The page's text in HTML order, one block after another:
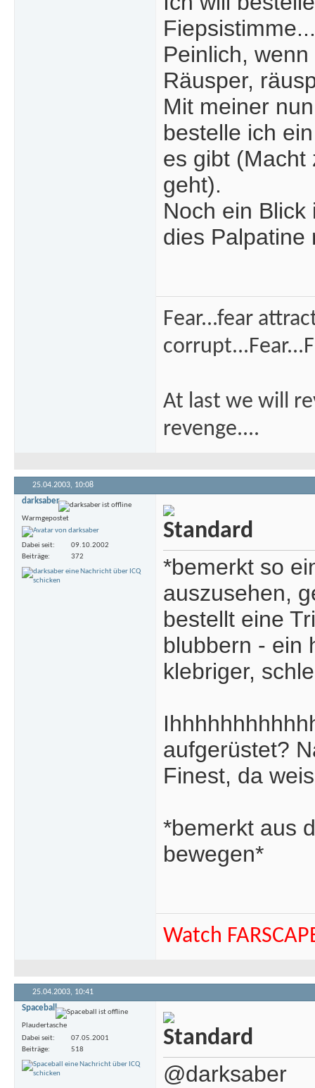
Peinlich,
Räusper,
Mit meiner
bestelle ich
es gibt (Macht
geht).
Noch ein
dies Palpatine
Fear...fear
At last we will
revenge....
25.04.2003, 10:08
darksaber
Warmgepostet
Dabei seit
09.10.2002
Beiträge
372
*bemerkt so
auszusehen,
bestellt eine
blubbern - ein
klebriger,
aufgerüstet?
Finest, da
*bemerkt aus
bewegen*
Watch
25.04.2003, 10:41
Spaceball
Plaudertasche
Dabei seit
07.05.2001
Beiträge
518
@darksaber